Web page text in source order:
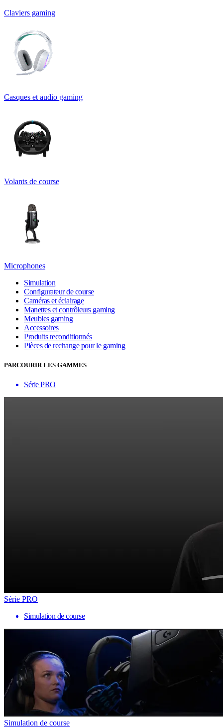
Claviers gaming
Casques et audio gaming
Volants de course
Microphones
Simulation
Configurateur de course
Caméras et éclairage
Manettes et contrôleurs gaming
Meubles gaming
Accessoires
Produits reconditionnés
Pièces de rechange pour le gaming
PARCOURIR LES GAMMES
Série PRO
Série PRO
Simulation de course
Simulation de course